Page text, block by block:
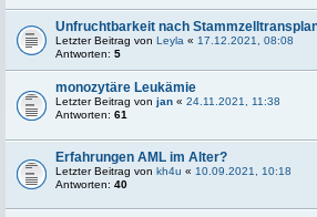
Unfruchtbarkeit nach
Letzter Beitrag von Leyla « 17.12.2021, 08:08
Antworten: 5
monozytäre Leukämie
Letzter Beitrag von jan « 24.11.2021, 11:38
Antworten: 61
Erfahrungen AML im Alter?
Letzter Beitrag von kh4u « 10.09.2021, 10:18
Antworten: 40